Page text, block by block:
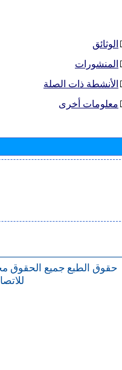
الوثائق
المنشورات
الأنشطة ذات الصلة
معلومات أخرى
حقوق الطبع جميع الحقوق